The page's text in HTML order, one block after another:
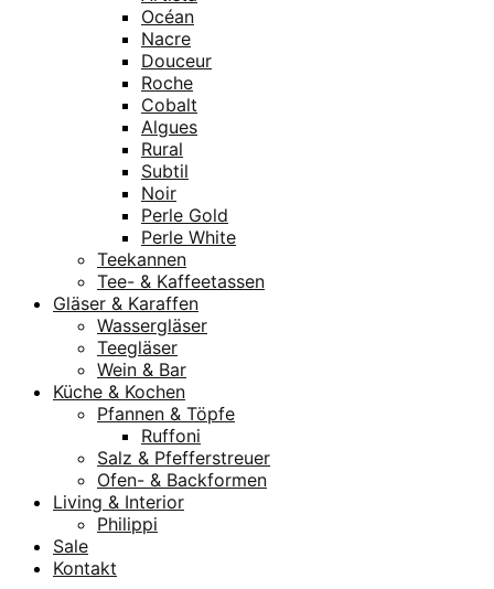
Océan
Nacre
Douceur
Roche
Cobalt
Algues
Rural
Subtil
Noir
Perle Gold
Perle White
Teekannen
Tee- & Kaffeetassen
Gläser & Karaffen
Wassergläser
Teegläser
Wein & Bar
Küche & Kochen
Pfannen & Töpfe
Ruffoni
Salz & Pfefferstreuer
Ofen- & Backformen
Living & Interior
Philippi
Sale
Kontakt